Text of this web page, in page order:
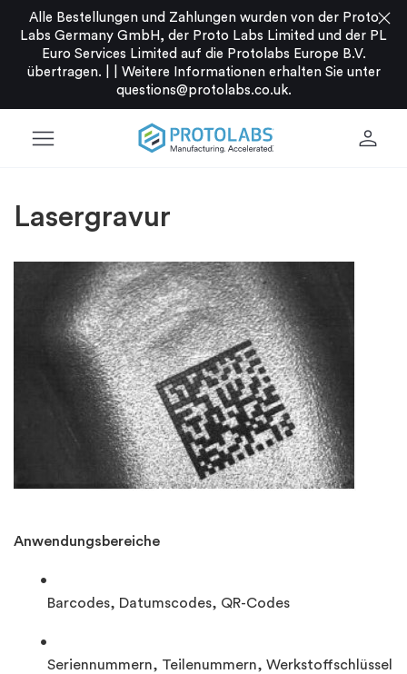
Alle Bestellungen und Zahlungen wurden von der Proto
Labs Germany GmbH, der Proto Labs Limited und der PL
Euro Services Limited auf die Protolabs Europe B.V.
übertragen. |
Weitere Informationen erhalten Sie unter
questions@protolabs.co.uk.
close
menu person
Lasergravur
Anwendungsbereiche
Barcodes, Datumscodes, QR-Codes
Seriennummern, Teilenummern, Werkstoffschlüssel